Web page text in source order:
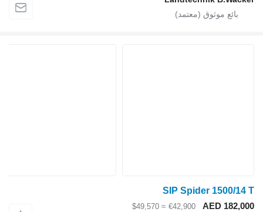
SIP Spider 1500/14 T
AED 182,000
€42,900
≈ $49,570